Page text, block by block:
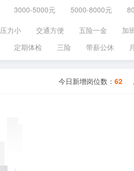
3000-5000元 5000-8000元
压力小 交通方便 五险一金 加
定期体检 三险 带薪公休
今日新增岗位数：62